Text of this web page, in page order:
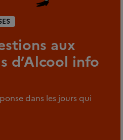
aux
d’Alcool info
dans les jours qui